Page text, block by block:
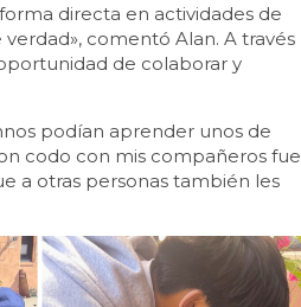
directa en actividades de
comentó Alan. A través
de colaborar y
podían aprender unos de
codo con mis compañeros fue
a otras personas también les